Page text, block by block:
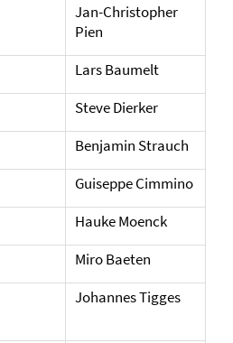
Jan-Christopher
Pien
Lars Baumelt
Steve Dierker
Benjamin Strauch
Guiseppe Cimmino
Hauke Moenck
Miro Baeten
Johannes Tigges